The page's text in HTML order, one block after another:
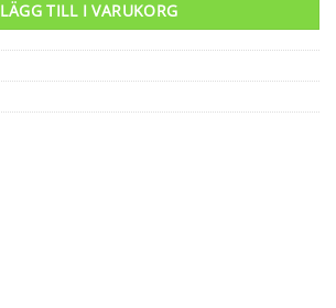
LÄGG TILL I VARUKORG